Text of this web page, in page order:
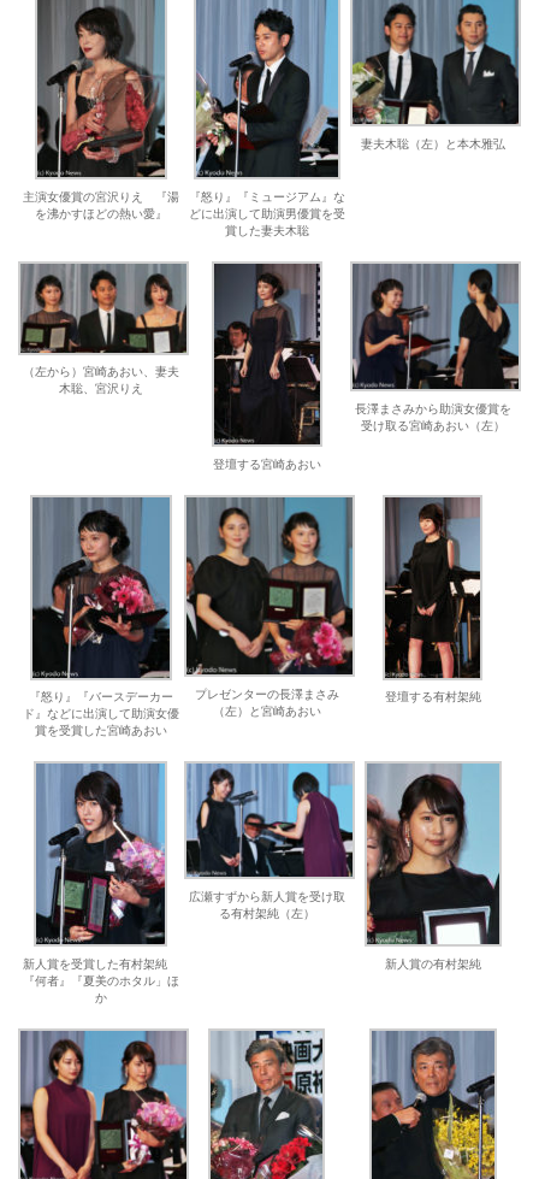
主演女優賞の宮沢りえ 『湯
を沸かすほどの熱い愛』
『怒り』『ミュージアム』な
どに出演して助演男優賞を受
賞した妻夫木聡
妻夫木聡（左）と本木雅弘
（左から）宮崎あおい、妻夫
木聡、宮沢りえ
登壇する宮崎あおい
長澤まさみから助演女優賞を
受け取る宮崎あおい（左）
『怒り』『バースデーカー
ド』などに出演して助演女優
賞を受賞した宮崎あおい
プレゼンターの長澤まさみ
（左）と宮崎あおい
登壇する有村架純
新人賞を受賞した有村架純
『何者』『夏美のホタル」ほ
か
広瀬すずから新人賞を受け取
る有村架純（左）
新人賞の有村架純